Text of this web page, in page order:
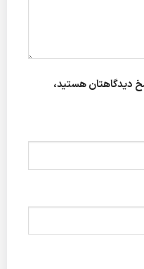
دیدگاهتان هستید،